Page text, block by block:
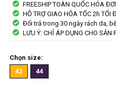
FREESHIP TOÀN QUỐC HÓA
HỖ TRỢ GIAO HỎA TỐC 2h
Đổi trả trong 30 ngày rách da,
LƯU Ý: CHỈ ÁP DỤNG CHO SẢN
Chọn size:
42
44